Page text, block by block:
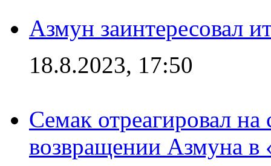
Азмун заинтересовал
18.8.2023, 17:50
Семак отреагировал
возвращении Азмуна в